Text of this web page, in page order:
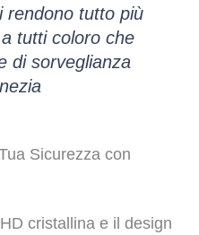
rendono tutto più
tutti coloro che
di sorveglianza
Sicurezza con
cristallina e il design